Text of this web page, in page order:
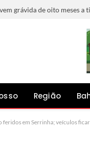
Região
feridos em Serrinha; veículos